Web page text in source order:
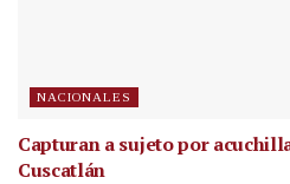
NACIONALES
Capturan a sujeto por
Cuscatlán